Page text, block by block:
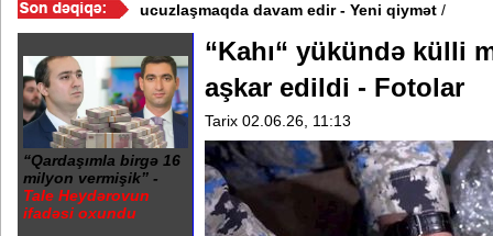
- Video/Azərbaycan nefti ucuzlaşmaqda davam edir - Yeni
“Qardaşımla birgə 16
milyon vermişik” -
Tale Heydərovun
ifadəsi oxundu
“Kahı“ yükündə külli
aşkar edildi - Fotolar
Tarix 02.06.26, 11:13